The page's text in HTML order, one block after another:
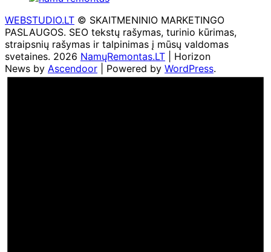
WEBSTUDIO.LT © SKAITMENINIO MARKETINGO
PASLAUGOS. SEO tekstų rašymas, turinio kūrimas,
straipsnių rašymas ir talpinimas į mūsų valdomas
svetaines. 2026 NamųRemontas.LT | Horizon
News by Ascendoor | Powered by WordPress.